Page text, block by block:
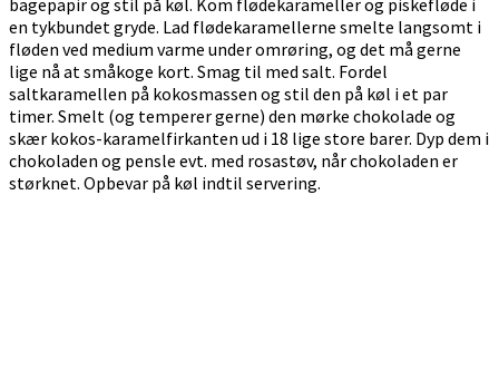
en tykbundet gryde. Lad flødekaramellerne smelte langsomt i
fløden ved medium varme under omrøring, og det må gerne
lige nå at småkoge kort. Smag til med salt. Fordel
saltkaramellen på kokosmassen og stil den på køl i et par
timer. Smelt (og temperer gerne) den mørke chokolade og
skær kokos-karamelfirkanten ud i 18 lige store barer. Dyp dem i
chokoladen og pensle evt. med rosastøv, når chokoladen er
størknet. Opbevar på køl indtil servering.